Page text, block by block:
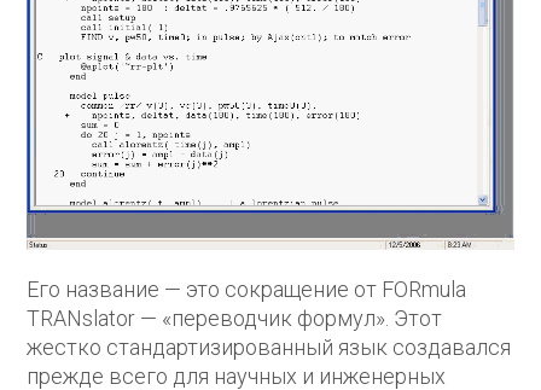
Его название — это сокращение от FORmula
TRANslator — «переводчик формул». Этот
жестко стандартизированный язык создавался
прежде всего для научных и инженерных